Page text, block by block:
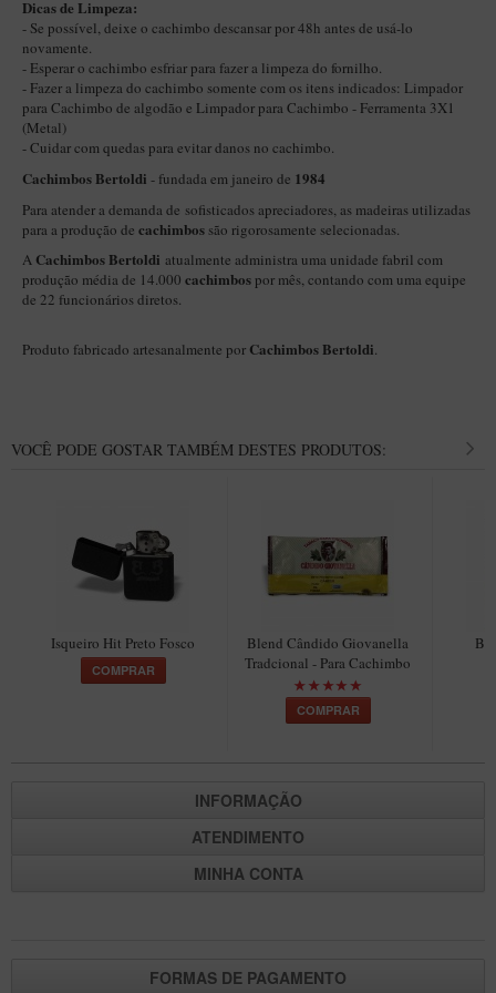
New Rose Polido
Petrus
Piccolo
Premium
Sextavado
Zuccardi
Callia
Encerado
Hobby
Barolo
Churchwarden – Briar Italiano
Jateado
MONTE SEU KIT/INICIANTES
​Dicas de Limpeza:
- Se possível, deixe o cachimbo descansar por 48h antes de usá-lo
novamente.
- Esperar o cachimbo esfriar para fazer a limpeza do fornilho.
- Fazer a limpeza do cachimbo somente com os itens indicados: Limpador
para Cachimbo de algodão e Limpador para Cachimbo - Ferramenta 3X1
(Metal)
- Cuidar com quedas para evitar danos no cachimbo.
Cachimbos Bertoldi - fundada em janeiro de 1984
Para atender a demanda de sofisticados apreciadores, as madeiras utilizadas
para a produção de cachimbos são rigorosamente selecionadas.
A Cachimbos Bertoldi atualmente administra uma unidade fabril com
produção média de 14.000 cachimbos por mês, contando com uma equipe
de 22 funcionários diretos.
Produto fabricado artesanalmente por Cachimbos Bertoldi.
VOCÊ PODE GOSTAR TAMBÉM DESTES PRODUTOS:
Isqueiro Hit Preto Fosco
COMPRAR
Blend Cândido Giovanella
Tradcional - Para Cachimbo
COMPRAR
INFORMAÇÃO
ATENDIMENTO
MINHA CONTA
FORMAS DE PAGAMENTO